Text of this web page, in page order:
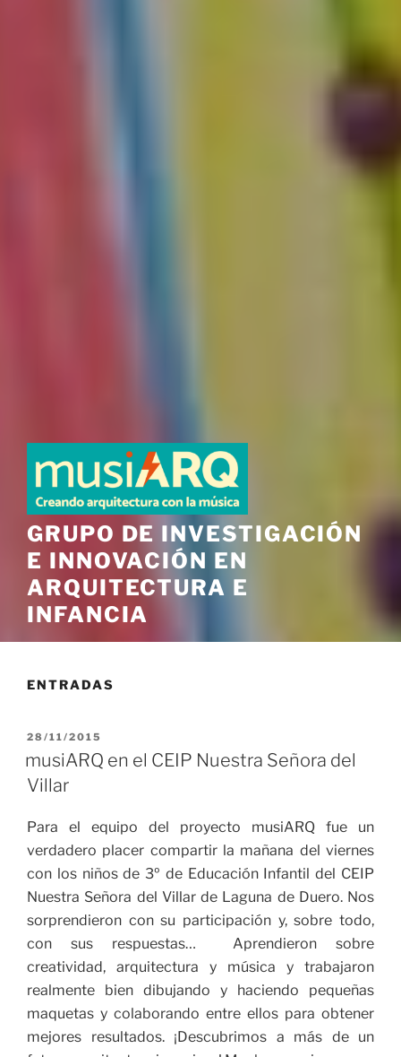
GRUPO DE INVESTIGACIÓN
E INNOVACIÓN EN
ARQUITECTURA E
INFANCIA
ENTRADAS
PUBLICADO
28/11/2015
musiARQ en el CEIP Nuestra Señora del
Villar
Para el equipo del proyecto musiARQ fue un
verdadero placer compartir la mañana del viernes
con los niños de 3º de Educación Infantil del CEIP
Nuestra Señora del Villar de Laguna de Duero. Nos
sorprendieron con su participación y, sobre todo,
con sus respuestas… Aprendieron sobre
creatividad, arquitectura y música y trabajaron
realmente bien dibujando y haciendo pequeñas
maquetas y colaborando entre ellos para obtener
mejores resultados. ¡Descubrimos a más de un